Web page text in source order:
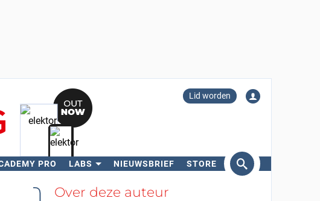
Lid worden
PRO LABS NIEUWSBRIEF STORE
ZoekenOver deze auteur